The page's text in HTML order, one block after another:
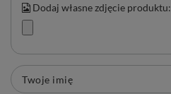
Dodaj własne zdjęcie produktu:
Twoje imię